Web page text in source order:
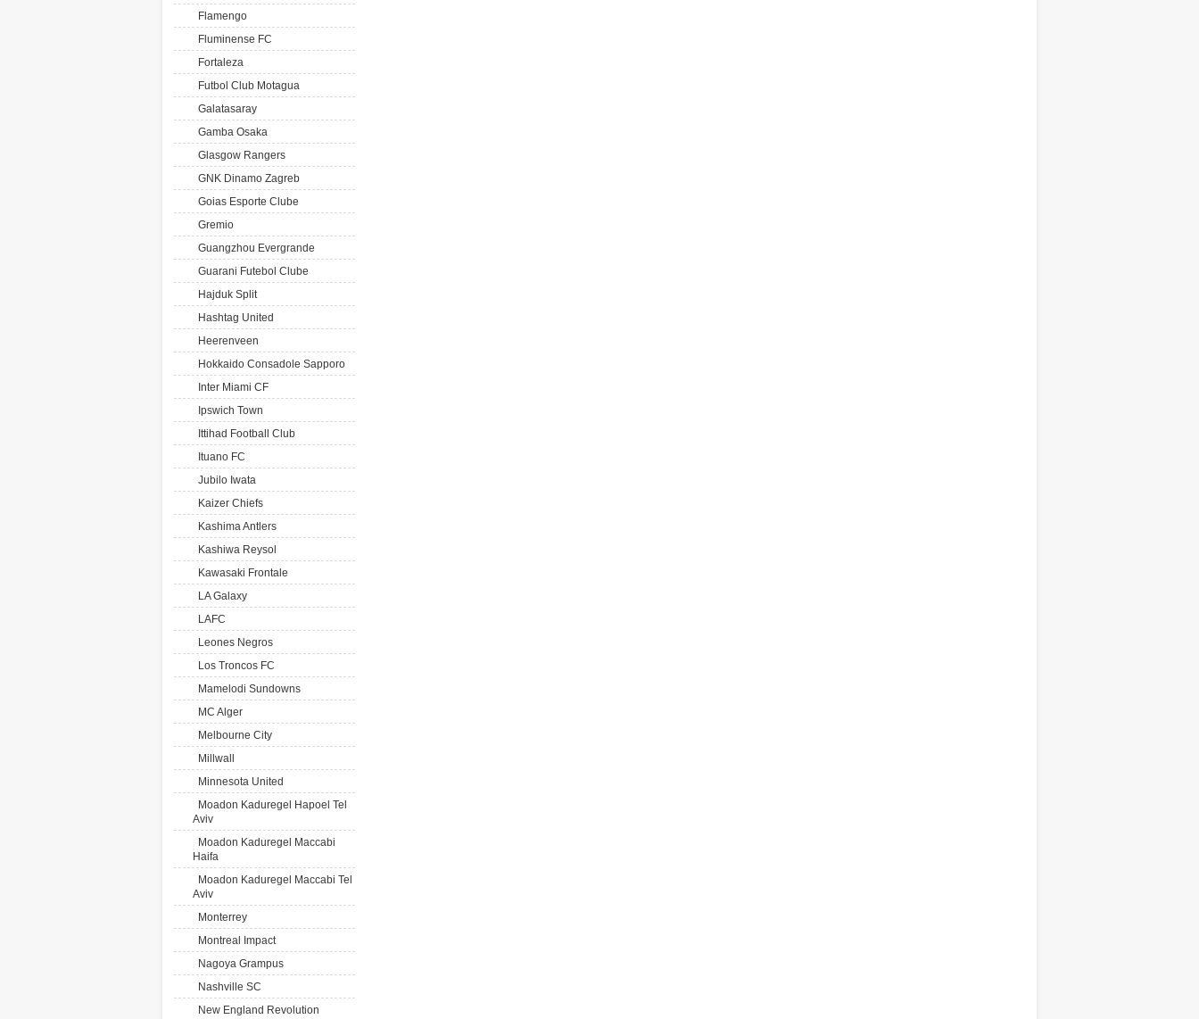
Flamengo
Fluminense FC
Fortaleza
Futbol Club Motagua
Galatasaray
Gamba Osaka
Glasgow Rangers
GNK Dinamo Zagreb
Goias Esporte Clube
Gremio
Guangzhou Evergrande
Guarani Futebol Clube
Hajduk Split
Hashtag United
Heerenveen
Hokkaido Consadole Sapporo
Inter Miami CF
Ipswich Town
Ittihad Football Club
Ituano FC
Jubilo Iwata
Kaizer Chiefs
Kashima Antlers
Kashiwa Reysol
Kawasaki Frontale
LA Galaxy
LAFC
Leones Negros
Los Troncos FC
Mamelodi Sundowns
MC Alger
Melbourne City
Millwall
Minnesota United
Moadon Kaduregel Hapoel Tel
Aviv
Moadon Kaduregel Maccabi
Haifa
Moadon Kaduregel Maccabi Tel
Aviv
Monterrey
Montreal Impact
Nagoya Grampus
Nashville SC
New England Revolution